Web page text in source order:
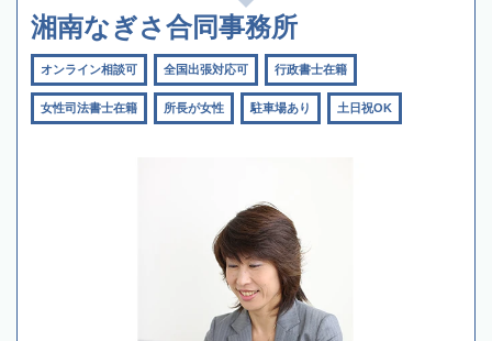
湘南なぎさ合同事務所
オンライン相談可 全国出張対応可 行政書士在籍
女性司法書士在籍 所長が女性 駐車場あり 土日祝OK